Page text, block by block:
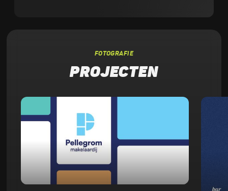
FOTOGRAFIE
PROJECTEN